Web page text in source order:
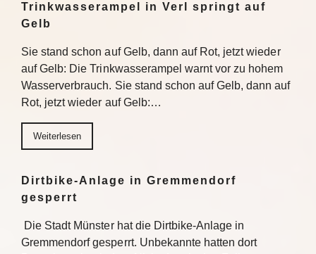
Trinkwasserampel in Verl springt auf
Gelb
Sie stand schon auf Gelb, dann auf Rot, jetzt wieder
auf Gelb: Die Trinkwasserampel warnt vor zu hohem
Wasserverbrauch. Sie stand schon auf Gelb, dann auf
Rot, jetzt wieder auf Gelb:…
Weiterlesen
Dirtbike-Anlage in Gremmendorf
gesperrt
Die Stadt Münster hat die Dirtbike-Anlage in
Gremmendorf gesperrt. Unbekannte hatten dort